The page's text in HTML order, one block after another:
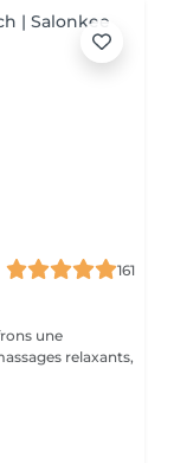
161
une
relaxants,